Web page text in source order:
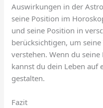
Auswirkungen in der
seine Position im
und seine Position in
berücksichtigen, um
verstehen. Wenn du
kannst du dein Leben auf
gestalten.
Fazit